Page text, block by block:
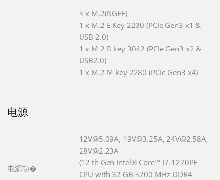
3 x M.2(NGFF) -
1 x M.2 E Key 2230 (PCIe Gen3 x1 &
USB 2.0)
1 x M.2 B key 3042 (PCIe Gen3 x2 &
USB2.0)
1 x M.2 M key 2280 (PCIe Gen3 x4)
电源
电源功�
12V@5.09A, 19V@3.25A, 24V@2.58A,
28V@2.23A
(12 th Gen Intel® Core™ i7-1270PE
CPU with 32 GB 3200 MHz DDR4